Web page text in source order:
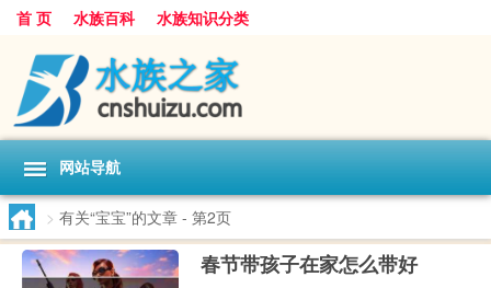
首 页 水族百科 水族知识分类
网站导航
> 有关“宝宝”的文章 - 第2页
春节带孩子在家怎么带好